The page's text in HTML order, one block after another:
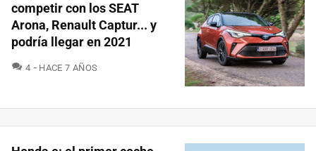
competir con los SEAT
Arona, Renault Captur... y
podría llegar en 2021
4 COMENTARIOS
HACE 7 AÑOS